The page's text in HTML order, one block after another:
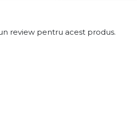
review pentru acest produs.